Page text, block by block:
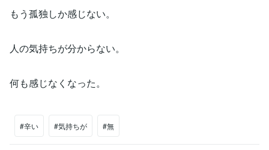
もう孤独しか感じない。
人の気持ちが分からない。
何も感じなくなった。
#辛い #気持ちが #無